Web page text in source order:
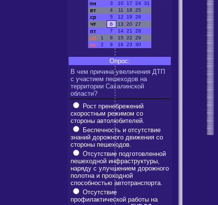
пн 3 10 17 24 31
вт 4 11 18 25
ср 5 12 19 26
чт 6 13 20 27
пт 7 14 21 28
сб 1 8 15 22 29
вс 2 9 16 23 30
Опрос:
В чем причина увеличения ДТП
с участием пешеходов на
территории Сахалинской
области?
Рост пренебрежений
скоростным режимом со
стороны автолюбителей.
Беспечность и отсутствие
знаний дорожного движения со
стороны пешеходов.
Отсутствие подготовленной
пешеходной инфраструктуры,
наряду с улучшением дорожного
полотна и проходной
способностью автотранспорта.
Отсутствие
профилактической работы на